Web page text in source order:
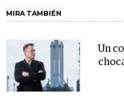
MIRA TAMBIÉN
Un